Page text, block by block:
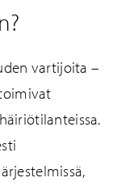
vartijoita –